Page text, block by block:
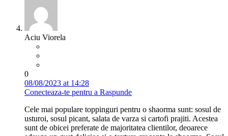
Aciu Viorela
0
08/08/2023 at 14:28
Conecteaza-te pentru a Raspunde
Cele mai populare toppinguri pentru o shaorma sunt: sosul de
usturoi, sosul picant, salata de varza si cartofi prajiti. Acestea
sunt de obicei preferate de majoritatea clientilor, deoarece